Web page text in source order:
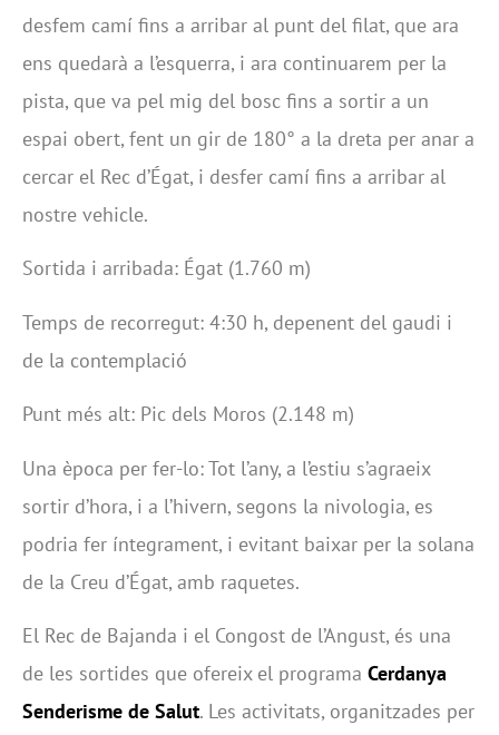
desfem camí fins a arribar al punt del filat, que ara
ens quedarà a l’esquerra, i ara continuarem per la
pista, que va pel mig del bosc fins a sortir a un
espai obert, fent un gir de 180° a la dreta per anar a
cercar el Rec d’Égat, i desfer camí fins a arribar al
nostre vehicle.
Sortida i arribada: Égat (1.760 m)
Temps de recorregut: 4:30 h, depenent del gaudi i
de la contemplació
Punt més alt: Pic dels Moros (2.148 m)
Una època per fer-lo: Tot l’any, a l’estiu s’agraeix
sortir d’hora, i a l’hivern, segons la nivologia, es
podria fer íntegrament, i evitant baixar per la solana
de la Creu d’Égat, amb raquetes.
El Rec de Bajanda i el Congost de l’Angust, és una
de les sortides que ofereix el programa Cerdanya
Senderisme de Salut. Les activitats, organitzades per